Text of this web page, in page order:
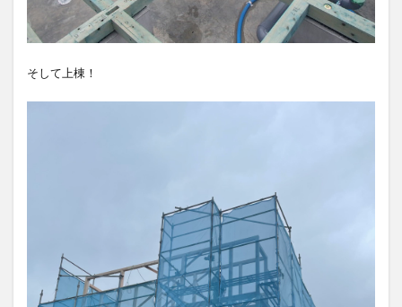
そして上棟！